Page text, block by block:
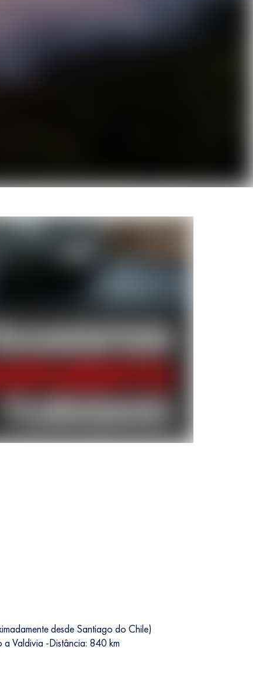
desde Santiago do Chile)
a Valdivia -Distância: 840 km